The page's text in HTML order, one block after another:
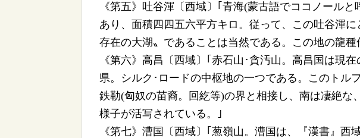
《第五》吐谷渾〔西域〕｢青海(蒙古語でココノール
あり、面積四四五六平方キロ。従って、この吐谷渾
存在の大湖〟であることは当然である。この地の龍種
《第六》高昌〔西域〕｢赤石山･貪汚山。高昌国は現
県。シルク･ロードの中枢地の一つである。このトル
鉄勒(匈奴の苗裔。回紇等)の界と相接し、南は凄絶な
様子が活写されている。｣
《第七》漕国〔西域〕｢葱嶺山。漕国は、『漢書』西